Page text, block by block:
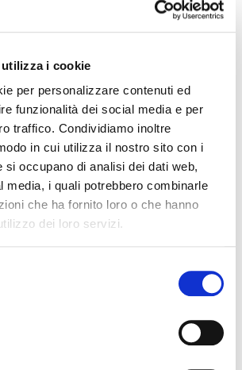
i cookie
per personalizzare contenuti ed
funzionalità dei social media e per
traffico. Condividiamo inoltre
in cui utilizza il nostro sito con i
si occupano di analisi dei dati web,
media, i quali potrebbero combinarle
che ha fornito loro o che hanno
dei loro servizi.